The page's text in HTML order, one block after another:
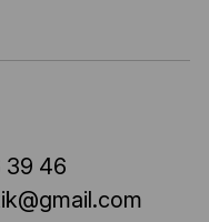
39 46